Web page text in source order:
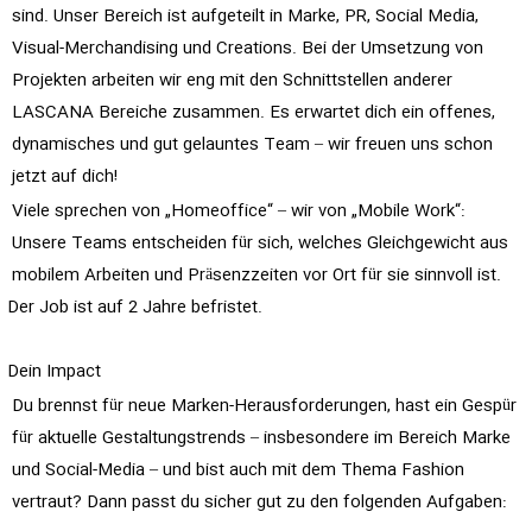
sind. Unser Bereich ist aufgeteilt in Marke, PR, Social Media,
Visual-Merchandising und Creations. Bei der Umsetzung von
Projekten arbeiten wir eng mit den Schnittstellen anderer
LASCANA Bereiche zusammen. Es erwartet dich ein offenes,
dynamisches und gut gelauntes Team – wir freuen uns schon
jetzt auf dich!
Viele sprechen von „Homeoffice“ – wir von „Mobile Work“:
Unsere Teams entscheiden für sich, welches Gleichgewicht aus
mobilem Arbeiten und Präsenzzeiten vor Ort für sie sinnvoll ist.
Der Job ist auf 2 Jahre befristet.
Dein Impact
Du brennst für neue Marken-Herausforderungen, hast ein Gespür
für aktuelle Gestaltungstrends – insbesondere im Bereich Marke
und Social-Media – und bist auch mit dem Thema Fashion
vertraut? Dann passt du sicher gut zu den folgenden Aufgaben: